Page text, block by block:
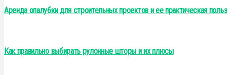
Аренда опалубки для строительных проектов и ее практическая
Как правильно выбирать рулонные шторы и их плюсы